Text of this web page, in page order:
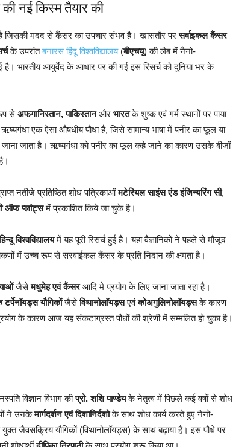
नई किस्म तैयार की
जिसकी मदद से कैंसर का उपचार संभव है। खासतौर परसर्वाइकल कैंसर
के उपरांतबनारस हिंदू विश्वविद्यालय(बीएचयू) की लैब में नैनो-
है। भारतीय आयुर्वेद के आधार पर की गई इस रिसर्च को दुनिया भर के
सेअफगानिस्तान, पाकिस्तानऔर भारतके शुष्क एवं गर्म स्थानों पर पाया
एक ऐसा औषधीय पौधा है, जिसे सामान्य भाषा में पनीर का फूल या
जाता है। ऋष्यगंधा को पनीर का फूल कहे जाने का कारण उसके बीजों
नतीजे प्रतिष्ठित शोध पत्रिकाओंमटेरियल साइंस एंड इंजिन्यरिंग सी,
ऑफ प्लांट्समें प्रकाशित किये जा चुके है।
विश्वविद्यालयमें यह पूरी रिसर्च हुई है। यहां वैज्ञानिकों ने पहले से मौजूद
में उच्च रूप से सरवाईकल कैंसर के प्रति निदान की क्षमता है।
जैसेमधुमेह एवं कैंसरआदि मे प्रयोग के लिए जाना जाता रहा है।
यौगिकोंजैसेविथानोलॉयड्सएवंकोअगुलिनोलॉयड्सके कारण
के कारण आज यह संकटाग्रस्त पौधों की श्रेणी में सम्मलित हो चुका है।
विज्ञान विभाग कीप्रो. शशि पाण्डेयके नेतृत्व में पिछले कई वषों से शोध
ने उनकेमार्गदर्शन एवं दिशानिर्दशोके साथ शोध कार्य करते हुए नैनो-
जैवसक्रिय यौगिकों (विथानोलॉयड्स) के साथ बढ़ाया है। इस पौधे पर